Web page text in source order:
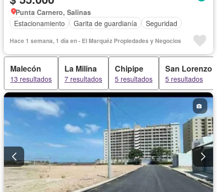
Punta Carnero, Salinas
Estacionamiento
Garita de guardianía Seguridad
Hace 1 semana, 1 día en - El Marquéz Propiedades y Negocios
Malecón
13 resultados
La Milina
7 resultados
Chipipe
5 resultados
San Lorenzo
5 resultados